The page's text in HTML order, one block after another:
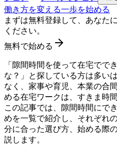
働き方を変える一歩を始める
まずは無料登録して、あなた
ください。
無料で始める
「隙間時間を使って在宅でで
な？」と探している方は多い
なく、家事や育児、本業の合
める在宅ワークは、すきま時
この記事では、隙間時間にで
めを一覧で紹介し、それぞれ
分に合った選び方、始める際
説します。